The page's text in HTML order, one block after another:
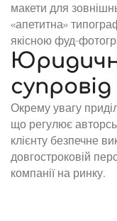
макети для
«апетитна»
якісною фуд-
супровід
Окрему увагу
що регулює
клієнту безпечне
довгостроковій
компанії на ринку.